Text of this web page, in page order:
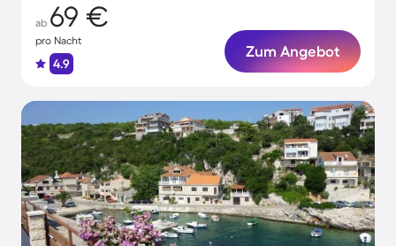
ab 69 €
pro Nacht
4.9
Zum Angebot